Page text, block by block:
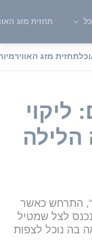
תחזית מזג
תחזית מזג האוויר
ליקוי
התרחש כאשר
לצל שמטיל
בה נוכל לצפות